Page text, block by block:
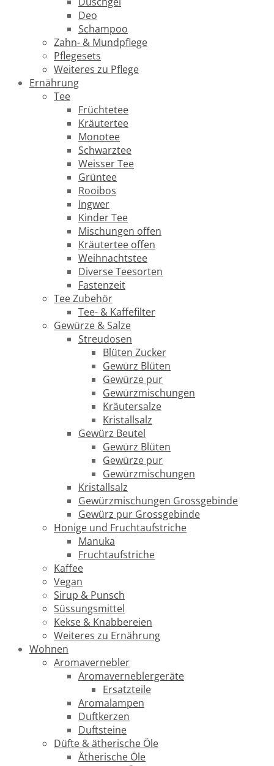
Deo
Schampoo
Zahn- & Mundpflege
Pflegesets
Weiteres zu Pflege
Ernährung
Tee
Früchtetee
Kräutertee
Monotee
Schwarztee
Weisser Tee
Grüntee
Rooibos
Ingwer
Kinder Tee
Mischungen offen
Kräutertee offen
Weihnachtstee
Diverse Teesorten
Fastenzeit
Tee Zubehör
Tee- & Kaffefilter
Gewürze & Salze
Streudosen
Blüten Zucker
Gewürz Blüten
Gewürze pur
Gewürzmischungen
Kräutersalze
Kristallsalz
Gewürz Beutel
Gewürz Blüten
Gewürze pur
Gewürzmischungen
Kristallsalz
Gewürzmischungen Grossgebinde
Gewürz pur Grossgebinde
Honige und Fruchtaufstriche
Manuka
Fruchtaufstriche
Kaffee
Vegan
Sirup & Punsch
Süssungsmittel
Kekse & Knabbereien
Weiteres zu Ernährung
Wohnen
Aromavernebler
Aromaverneblergeräte
Ersatzteile
Aromalampen
Duftkerzen
Duftsteine
Düfte & ätherische Öle
Ätherische Öle